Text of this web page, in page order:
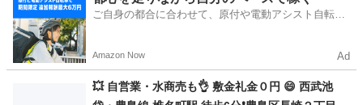
ご自身の都合に合わせて、原付や電動アシスト自転車
Amazon Now Ad
💥 自営業・水商売も👌 敷金礼金０円 😄 西武池